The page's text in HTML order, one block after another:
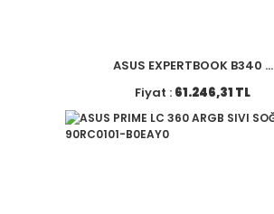
ASUS EXPERTBOOK B340 ...
Fiyat : 61.246,31 TL